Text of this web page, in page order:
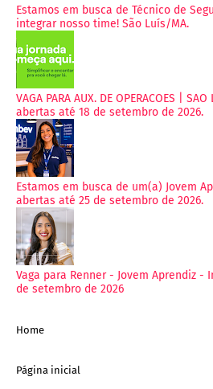
Estamos em busca de Técnico de
integrar nosso time! São Luís/MA.
VAGA PARA AUX. DE OPERACOES |
abertas até 18 de setembro de 2026.
Estamos em busca de um(a) Jovem
abertas até 25 de setembro de 2026.
Vaga para Renner - Jovem Aprendiz -
de setembro de 2026
Home
Página inicial